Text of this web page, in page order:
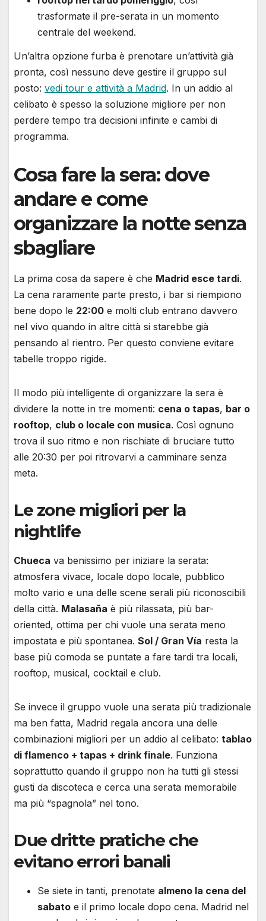
trasformate il pre-serata in un momento
centrale del weekend.
Un’altra opzione furba è prenotare un’attività già
pronta, così nessuno deve gestire il gruppo sul
posto: vedi tour e attività a Madrid. In un addio al
celibato è spesso la soluzione migliore per non
perdere tempo tra decisioni infinite e cambi di
programma.
Cosa fare la sera: dove
andare e come
organizzare la notte senza
sbagliare
La prima cosa da sapere è che Madrid esce tardi.
La cena raramente parte presto, i bar si riempiono
bene dopo le 22:00 e molti club entrano davvero
nel vivo quando in altre città si starebbe già
pensando al rientro. Per questo conviene evitare
tabelle troppo rigide.
Il modo più intelligente di organizzare la sera è
dividere la notte in tre momenti: cena o tapas, bar o
rooftop, club o locale con musica. Così ognuno
trova il suo ritmo e non rischiate di bruciare tutto
alle 20:30 per poi ritrovarvi a camminare senza
meta.
Le zone migliori per la
nightlife
Chueca va benissimo per iniziare la serata:
atmosfera vivace, locale dopo locale, pubblico
molto vario e una delle scene serali più riconoscibili
della città. Malasaña è più rilassata, più bar-
oriented, ottima per chi vuole una serata meno
impostata e più spontanea. Sol / Gran Vía resta la
base più comoda se puntate a fare tardi tra locali,
rooftop, musical, cocktail e club.
Se invece il gruppo vuole una serata più tradizionale
ma ben fatta, Madrid regala ancora una delle
combinazioni migliori per un addio al celibato: tablao
di flamenco + tapas + drink finale. Funziona
soprattutto quando il gruppo non ha tutti gli stessi
gusti da discoteca e cerca una serata memorabile
ma più “spagnola” nel tono.
Due dritte pratiche che
evitano errori banali
Se siete in tanti, prenotate almeno la cena del
sabato e il primo locale dopo cena. Madrid nel